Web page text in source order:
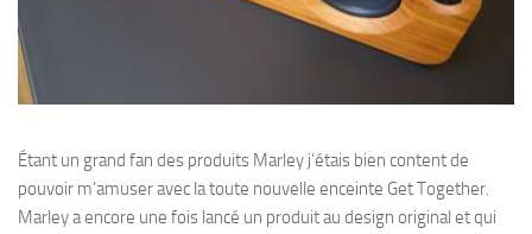
Étant un grand fan des produits Marley j’étais bien content de
pouvoir m’amuser avec la toute nouvelle enceinte Get Together.
Marley a encore une fois lancé un produit au design original et qui